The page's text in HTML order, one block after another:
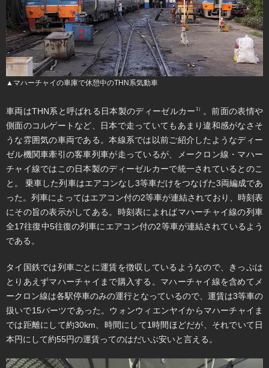
▲マハーチャイの車庫で休憩中のTHN系気動車
車両はTHN系と呼ばれる日本製のディーゼルカー 1） 。前面の表情や
側面のコルゲートなど、日本で走っていてもあまり違和感がなさそ
うな雰囲気の車両である。本線系では以前ご紹介したようなディー
ゼル機関車牽引の客車列車が走っているが、メークロン線・マハー
チャイ線ではこの日本製のディーゼルカーで統一されているとのこ
と。 乗車した列車はエアコンなし3等車だけをつなげた3両編成であ
った。列車によってはエアコン付の2等車が連結されており、時刻表
にその旨の表示がしてある。時刻表によればマハーチャイ線の列車
全17往復中5往復の列車にエアコン付の2等車が連結されているよう
である。
タイ国鉄では列車ごとに運賃を徴収しているようなので、きっぷは
とりあえずマハーチャイまで購入する。マハーチャイ線を含めてメ
ークロン線は各駅停車のみの運行となっているので、運賃は3等車の
扱いで15バーツであった。ウォンウィエンヤイからマハーチャイま
では距離にして約30km、時間にして1時間ほどだが、それでいて日
本円にして約55円の運賃ってのはだいぶ安いと言える。